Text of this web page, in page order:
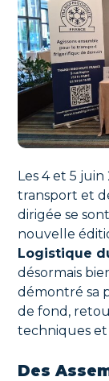
Les 4 et 5
transport et
dirigée se
nouvelle
Logistique
désormais
démontré sa
de fond,
techniques et
Des